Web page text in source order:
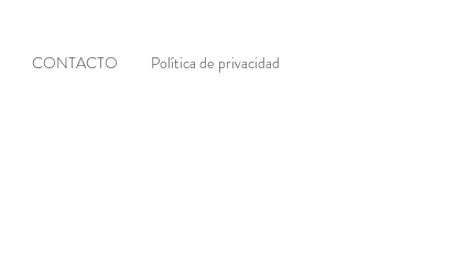
CONTACTO Política de privacidad